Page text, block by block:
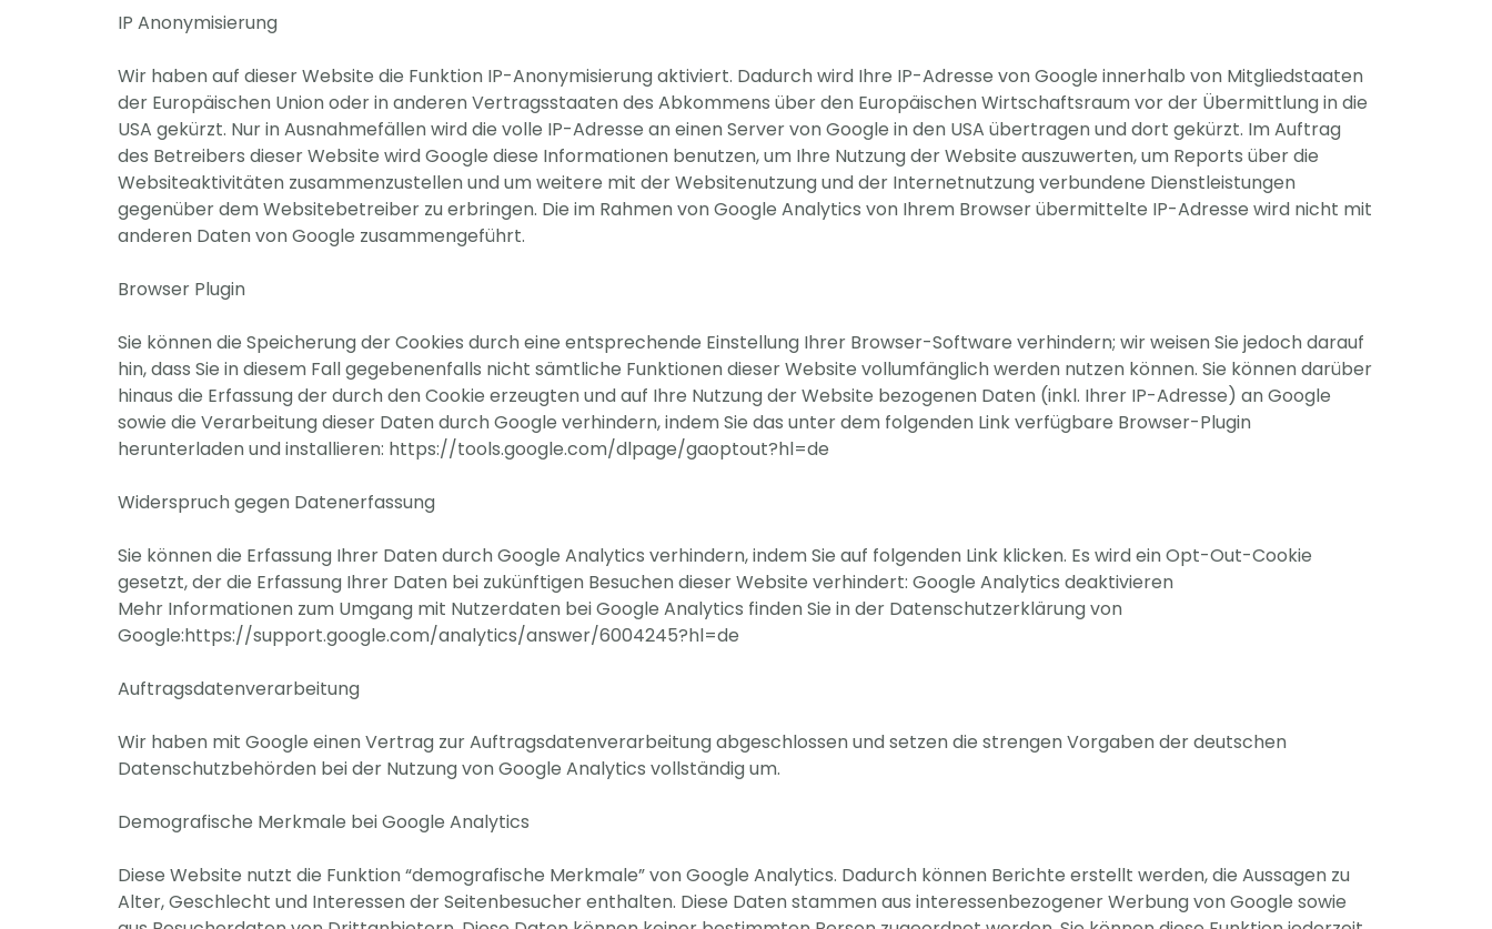
IP Anonymisierung
Wir haben auf dieser Website die Funktion IP-Anonymisierung aktiviert. Dadurch wird Ihre IP-Adresse von Google innerhalb von Mitgliedstaaten
der Europäischen Union oder in anderen Vertragsstaaten des Abkommens über den Europäischen Wirtschaftsraum vor der Übermittlung in die
USA gekürzt. Nur in Ausnahmefällen wird die volle IP-Adresse an einen Server von Google in den USA übertragen und dort gekürzt. Im Auftrag
des Betreibers dieser Website wird Google diese Informationen benutzen, um Ihre Nutzung der Website auszuwerten, um Reports über die
Websiteaktivitäten zusammenzustellen und um weitere mit der Websitenutzung und der Internetnutzung verbundene Dienstleistungen
gegenüber dem Websitebetreiber zu erbringen. Die im Rahmen von Google Analytics von Ihrem Browser übermittelte IP-Adresse wird nicht mit
anderen Daten von Google zusammengeführt.
Browser Plugin
Sie können die Speicherung der Cookies durch eine entsprechende Einstellung Ihrer Browser-Software verhindern; wir weisen Sie jedoch darauf
hin, dass Sie in diesem Fall gegebenenfalls nicht sämtliche Funktionen dieser Website vollumfänglich werden nutzen können. Sie können darüber
hinaus die Erfassung der durch den Cookie erzeugten und auf Ihre Nutzung der Website bezogenen Daten (inkl. Ihrer IP-Adresse) an Google
sowie die Verarbeitung dieser Daten durch Google verhindern, indem Sie das unter dem folgenden Link verfügbare Browser-Plugin
herunterladen und installieren: https://tools.google.com/dlpage/gaoptout?hl=de
Widerspruch gegen Datenerfassung
Sie können die Erfassung Ihrer Daten durch Google Analytics verhindern, indem Sie auf folgenden Link klicken. Es wird ein Opt-Out-Cookie
gesetzt, der die Erfassung Ihrer Daten bei zukünftigen Besuchen dieser Website verhindert: Google Analytics deaktivieren
Mehr Informationen zum Umgang mit Nutzerdaten bei Google Analytics finden Sie in der Datenschutzerklärung von
Google:https://support.google.com/analytics/answer/6004245?hl=de
Auftragsdatenverarbeitung
Wir haben mit Google einen Vertrag zur Auftragsdatenverarbeitung abgeschlossen und setzen die strengen Vorgaben der deutschen
Datenschutzbehörden bei der Nutzung von Google Analytics vollständig um.
Demografische Merkmale bei Google Analytics
Diese Website nutzt die Funktion “demografische Merkmale” von Google Analytics. Dadurch können Berichte erstellt werden, die Aussagen zu
Alter, Geschlecht und Interessen der Seitenbesucher enthalten. Diese Daten stammen aus interessenbezogener Werbung von Google sowie